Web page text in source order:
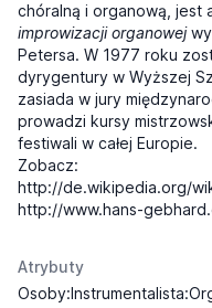
chóralną i organową, jest
improwizacji organowej
Petersa. W 1977 roku
dyrygentury w Wyższej
zasiada w jury
prowadzi kursy
festiwali w całej Europie.
Zobacz:
http://de.wikipedia.org/
http://www.hans-
Atrybuty